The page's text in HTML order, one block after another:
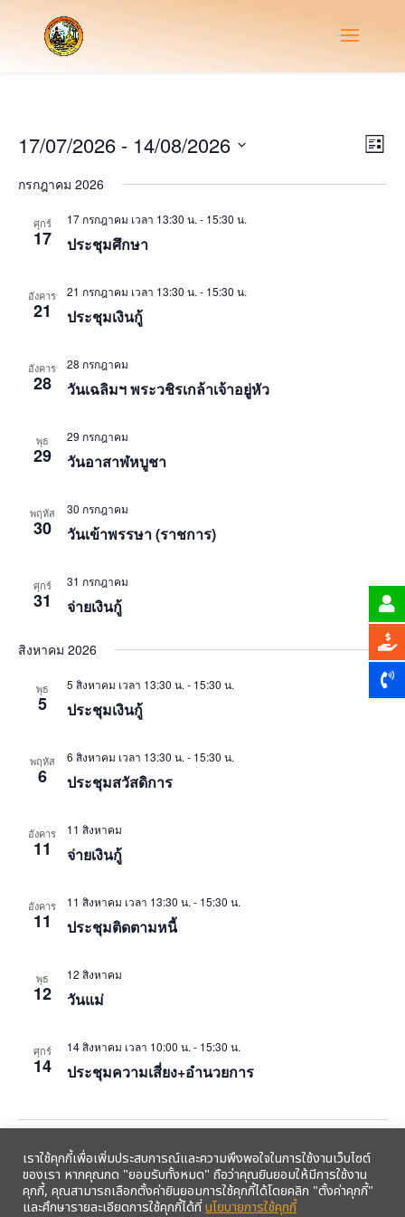
List
17/07/2026 - 14/08/2026
date.
กรกฎาคม 2026
ศุกร์
17
17 กรกฎาคม เวลา 13:30 น. - 15:30 น.
ประชุมศึกษา
อังคาร
21
21 กรกฎาคม เวลา 13:30 น. - 15:30 น.
ประชุมเงินกู้
อังคาร
28
28 กรกฎาคม
วันเฉลิมฯ พระวชิรเกล้าเจ้าอยู่หัว
พุธ
29
29 กรกฎาคม
วันอาสาฬหบูชา
พฤหัส
30
30 กรกฎาคม
วันเข้าพรรษา (ราชการ)
ศุกร์
31
31 กรกฎาคม
จ่ายเงินกู้
สิงหาคม 2026
พุธ
5
5 สิงหาคม เวลา 13:30 น. - 15:30 น.
ประชุมเงินกู้
พฤหัส
6
6 สิงหาคม เวลา 13:30 น. - 15:30 น.
ประชุมสวัสดิการ
อังคาร
11
11 สิงหาคม
จ่ายเงินกู้
อังคาร
11
11 สิงหาคม เวลา 13:30 น. - 15:30 น.
ประชุมติดตามหนี้
พุธ
12
12 สิงหาคม
วันแม่
ศุกร์
14
14 สิงหาคม เวลา 10:00 น. - 15:30 น.
ประชุมความเสี่ยง+อำนวยการ
Previous Events Next
Export Events
เราใช้คุกกี้เพื่อเพิ่มประสบการณ์และความพึงพอใจในการใช้งานเว็บไซต์
ของเรา หากคุณกด "ยอมรับทั้งหมด" ถือว่าคุณยินยอมให้มีการใช้งาน
คุกกี้, คุณสามารถเลือกตั้งค่ายินยอมการใช้คุกกี้ได้โดยคลิก "ตั้งค่าคุกกี้"
และศึกษารายละเอียดการใช้คุกกี้ได้ที่นโยบายการใช้คุกกี้